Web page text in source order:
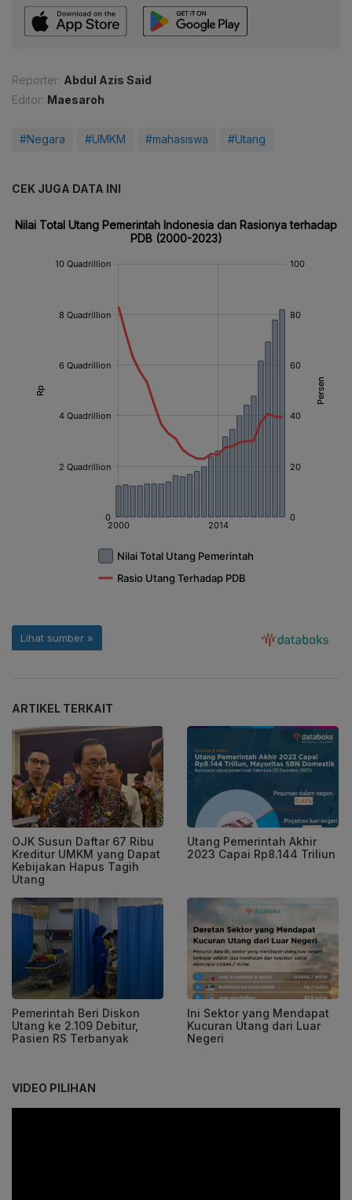
Reporter: Abdul Azis Said
Editor: Maesaroh
#Negara #UMKM #mahasiswa #Utang
CEK JUGA DATA INI
ARTIKEL TERKAIT
OJK Susun Daftar 67 Ribu
Kreditur UMKM yang Dapat
Kebijakan Hapus Tagih
Utang
Utang Pemerintah Akhir
2023 Capai Rp8.144 Triliun
Pemerintah Beri Diskon
Utang ke 2.109 Debitur,
Pasien RS Terbanyak
Ini Sektor yang Mendapat
Kucuran Utang dari Luar
Negeri
VIDEO PILIHAN